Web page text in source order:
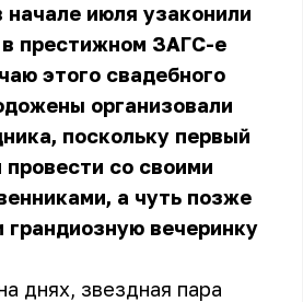
июля узаконили
престижном ЗАГС-е
этого свадебного
организовали
поскольку первый
со своими
а чуть позже
грандиозную вечеринку
днях, звездная пара